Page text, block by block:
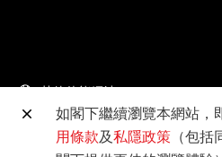
其他佳能網站
©2026佳能香港有限公司 版權所有
如閣下繼續瀏覽本網站，
用條款及私隱政策 （包